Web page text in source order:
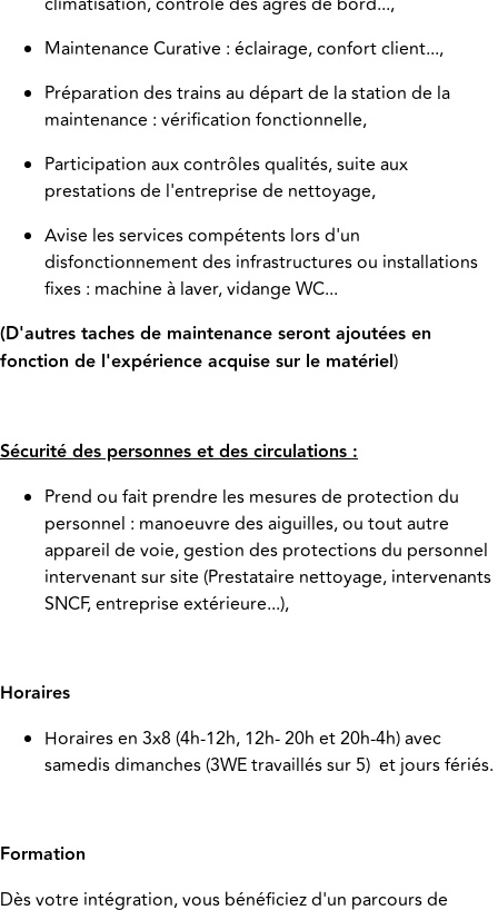
Maintenance Curative : éclairage, confort client...,
Préparation des trains au départ de la station de la
maintenance : vérification fonctionnelle,
Participation aux contrôles qualités, suite aux
prestations de l'entreprise de nettoyage,
Avise les services compétents lors d'un
disfonctionnement des infrastructures ou installations
fixes : machine à laver, vidange WC...
(D'autres taches de maintenance seront ajoutées en
fonction de l'expérience acquise sur le matériel)
Sécurité des personnes et des circulations :
Prend ou fait prendre les mesures de protection du
personnel : manoeuvre des aiguilles, ou tout autre
appareil de voie, gestion des protections du personnel
intervenant sur site (Prestataire nettoyage, intervenants
SNCF, entreprise extérieure...),
Horaires
Horaires en 3x8 (4h-12h, 12h- 20h et 20h-4h) avec
samedis dimanches (3WE travaillés sur 5) et jours fériés.
Formation
Dès votre intégration, vous bénéficiez d'un parcours de